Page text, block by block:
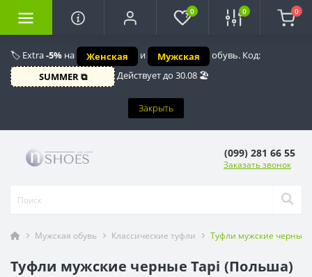
🏷️ Extra-5% на Женская и Мужская
обувь. Код:
SUMMER ⧉
Действует до 30.08 🏖️
Закрыть
0 0 0
(099) 281 66 55
Заказать звонок
Мужская обувь Классические туфли Туфли мужские черные
Туфли мужские черные Tapi (Польша)